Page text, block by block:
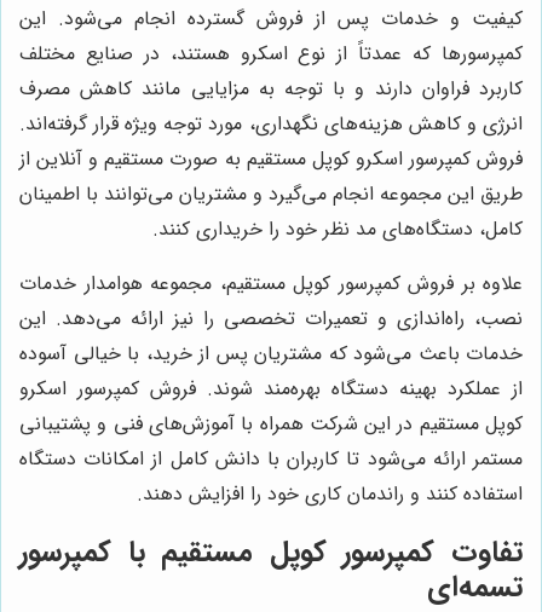
کیفیت و خدمات پس از فروش گسترده انجام می‌شود. این
کمپرسورها که عمدتاً از نوع اسکرو هستند، در صنایع مختلف
کاربرد فراوان دارند و با توجه به مزایایی مانند کاهش مصرف
انرژی و کاهش هزینه‌های نگهداری، مورد توجه ویژه قرار گرفته‌اند.
فروش کمپرسور اسکرو کوپل مستقیم به صورت مستقیم و آنلاین از
طریق این مجموعه انجام می‌گیرد و مشتریان می‌توانند با اطمینان
کامل، دستگاه‌های مد نظر خود را خریداری کنند.
علاوه بر فروش کمپرسور کوپل مستقیم، مجموعه هوامدار خدمات
نصب، راه‌اندازی و تعمیرات تخصصی را نیز ارائه می‌دهد. این
خدمات باعث می‌شود که مشتریان پس از خرید، با خیالی آسوده
از عملکرد بهینه دستگاه بهره‌مند شوند. فروش کمپرسور اسکرو
کوپل مستقیم در این شرکت همراه با آموزش‌های فنی و پشتیبانی
مستمر ارائه می‌شود تا کاربران با دانش کامل از امکانات دستگاه
استفاده کنند و راندمان کاری خود را افزایش دهند.
تفاوت کمپرسور کوپل مستقیم با کمپرسور
تسمه‌ای